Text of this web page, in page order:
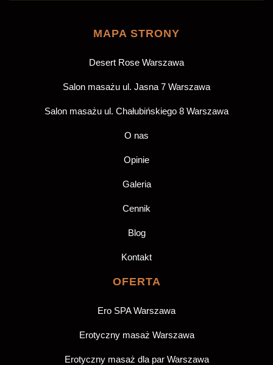
MAPA STRONY
Desert Rose Warszawa
Salon masażu ul. Jasna 7 Warszawa
Salon masażu ul. Chałubińskiego 8 Warszawa
O nas
Opinie
Galeria
Cennik
Blog
Kontakt
OFERTA
Ero SPA Warszawa
Erotyczny masaż Warszawa
Erotyczny masaż dla par Warszawa